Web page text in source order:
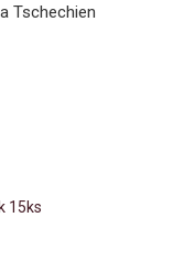
Tschechien
15ks